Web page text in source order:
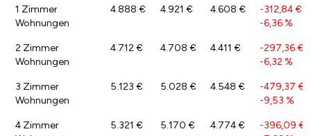
1 Zimmer
Wohnungen
4.888 € 4.921 € 4.608 € -312,84 €
-6,36 %
2 Zimmer
Wohnungen
4.712 € 4.708 € 4.411 € -297,36 €
-6,32 %
3 Zimmer
Wohnungen
5.123 € 5.028 € 4.548 € -479,37 €
-9,53 %
4 Zimmer
5.321 € 5.170 € 4.774 € -396,09 €